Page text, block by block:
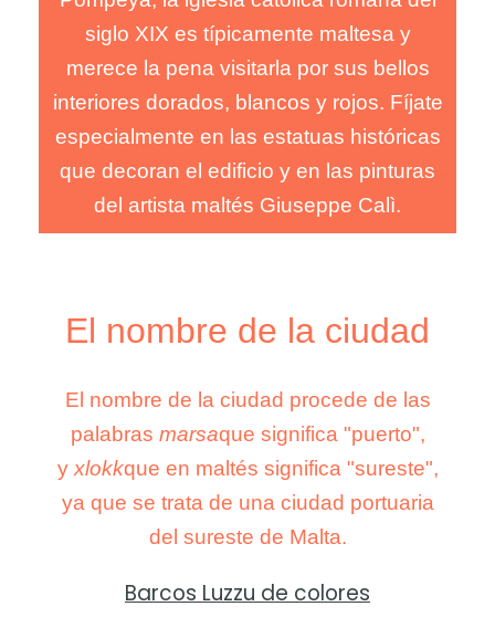
siglo XIX es típicamente maltesa y
merece la pena visitarla por sus bellos
interiores dorados, blancos y rojos. Fíjate
especialmente en las estatuas históricas
que decoran el edificio y en las pinturas
del artista maltés Giuseppe Calì.
siglo XIX es típicamente maltesa y
merece la pena visitarla por sus bellos
interiores dorados, blancos y rojos. Fíjate
especialmente en las estatuas históricas
que decoran el edificio y en las pinturas
del artista maltés Giuseppe Calì.
El nombre de la ciudad
El nombre de la ciudad procede de las
palabras marsaque significa "puerto",
yxlokkque en maltés significa "sureste",
ya que se trata de una ciudad portuaria
del sureste de Malta.
El nombre de la ciudad
El nombre de la ciudad procede de las
palabras
marsa
que significa "puerto",
y
xlokk
que en maltés significa "sureste",
ya que se trata de una ciudad portuaria
del sureste de Malta.
Barcos Luzzu de colores